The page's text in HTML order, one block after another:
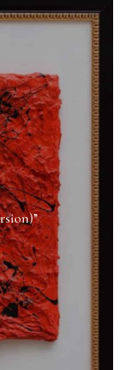
(A